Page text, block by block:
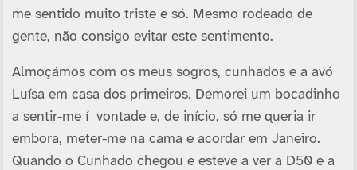
me sentido muito triste e só. Mesmo rodeado de
gente, não consigo evitar este sentimento.
Almoçámos com os meus sogros, cunhados e a avó
Luí­sa em casa dos primeiros. Demorei um bocadinho
a sentir-me í vontade e, de iní­cio, só me queria ir
embora, meter-me na cama e acordar em Janeiro.
Quando o Cunhado chegou e esteve a ver a D50 e a